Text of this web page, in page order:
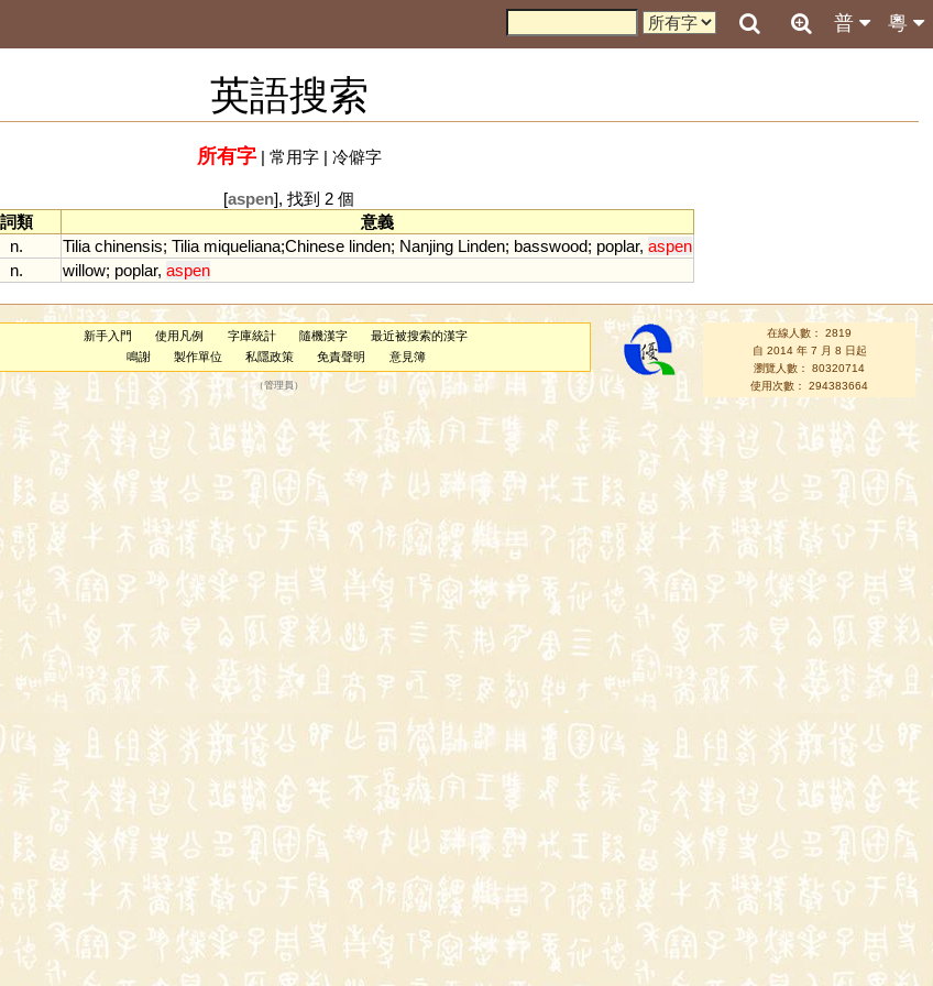
粵
普
英語搜索
所有字| 常用字| 冷僻字
[aspen], 找到 2 個
詞類
意義
n. Tilia chinensis; Tilia miqueliana;Chinese linden; Nanjing Linden; basswood; poplar, aspen
n. willow; poplar, aspen
新手入門 使用凡例 字庫統計 隨機漢字
最近被搜索的漢字
鳴謝
製作單位 私隱政策 免責聲明 意見簿
（管理員 ）
在線人數： 2819
自 2014 年 7 月 8 日起
瀏覽人數： 80320714
使用次數： 294383664